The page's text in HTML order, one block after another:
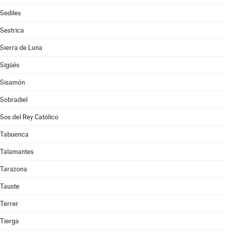
Sediles
Sestrica
Sierra de Luna
Sigüés
Sisamón
Sobradiel
Sos del Rey Católico
Tabuenca
Talamantes
Tarazona
Tauste
Terrer
Tierga